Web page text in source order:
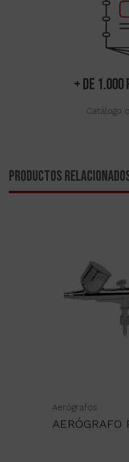
+ de
Catálogo
PRODUCTOS
Aerógrafos
AERÓGRAFO